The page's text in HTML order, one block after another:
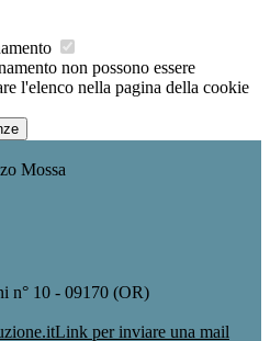
non possono essere
l'elenco nella pagina della cookie
Mossa
n° 10 - 09170 (OR)
Link per inviare una mail